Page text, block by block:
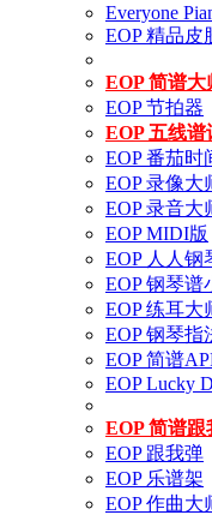
Everyone
EOP 精品皮
EOP 简谱大
EOP 节拍器
EOP 五线谱
EOP 番茄时
EOP 录像大
EOP 录音大
EOP MIDI版
EOP 人人钢
EOP 钢琴谱
EOP 练耳大
EOP 钢琴指
EOP 简谱
EOP Lucky
EOP 简谱跟
EOP 跟我弹
EOP 乐谱架
EOP 作曲大